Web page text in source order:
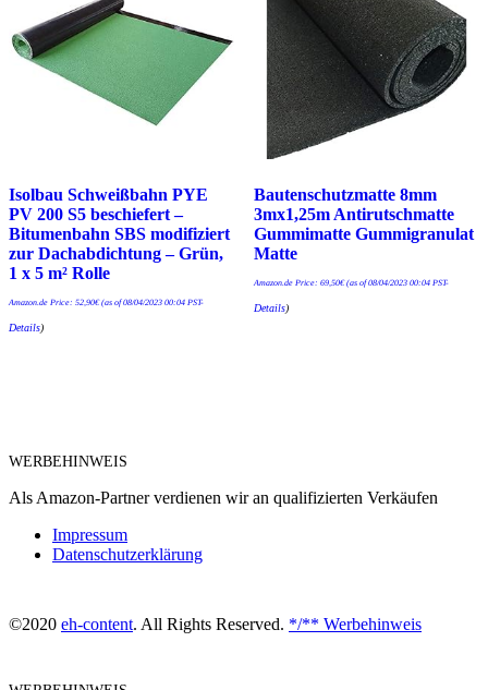
Isolbau Schweißbahn PYE
PV 200 S5 beschiefert –
Bitumenbahn SBS modifiziert
zur Dachabdichtung – Grün,
1 x 5 m² Rolle
Amazon.de Price: 52,90€(as of 08/04/2023 00:04 PST-
Details)
Bautenschutzmatte 8mm
3mx1,25m Antirutschmatte
Gummimatte Gummigranulat
Matte
Amazon.de Price: 69,50€(as of 08/04/2023 00:04 PST-
Details)
WERBEHINWEIS
Als Amazon-Partner verdienen wir an qualifizierten Verkäufen
Impressum
Datenschutzerklärung
©2020 eh-content. All Rights Reserved. */** Werbehinweis